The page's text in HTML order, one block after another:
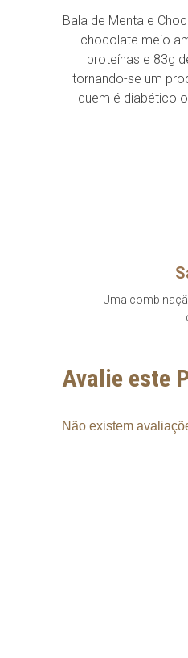
Bala de Menta e
chocolate meio
proteínas e 83g
tornando-se um
quem é diabético
Uma
Avalie este
Não existem